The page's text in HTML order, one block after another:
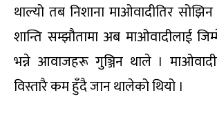
थाल्यो तब निशाना माओवादीतिर
शान्ति सम्झौतामा अब माओवादीलाई
भन्ने आवाजहरू गुञ्जिन थाले ।
विस्तारै कम हुँदै जान थालेको थियो ।